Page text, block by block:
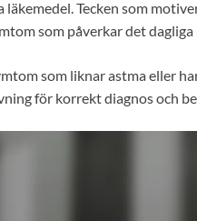
Tecken som
som påverkar det dagliga
som liknar astma eller
för korrekt diagnos och